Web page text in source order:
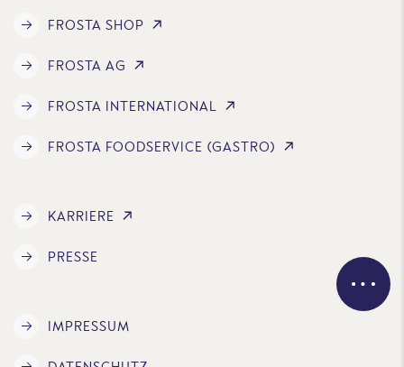
FROSTA SHOP
FROSTA AG
FROSTA INTERNATIONAL
FROSTA FOODSERVICE (GASTRO)
KARRIERE
PRESSE
IMPRESSUM